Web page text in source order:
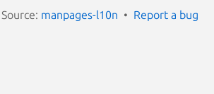
Source: manpages-l10n Report a bug